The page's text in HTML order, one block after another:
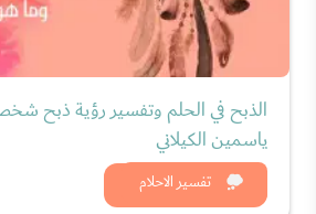
تفسير الاحلام
الذبح في الحلم وتفسير رؤية ذبح
ياسمين الكيلاني
شاهد الان